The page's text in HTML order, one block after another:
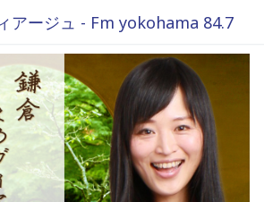
アージュ - Fm yokohama 84.7